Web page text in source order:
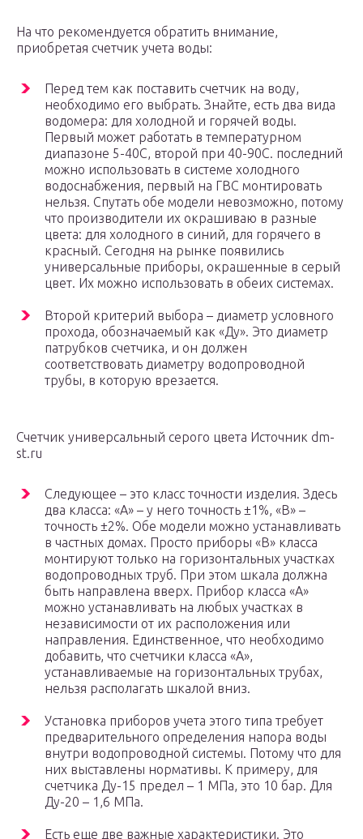
На что рекомендуется обратить внимание,
приобретая счетчик учета воды:
Перед тем как поставить счетчик на воду,
необходимо его выбрать. Знайте, есть два вида
водомера: для холодной и горячей воды.
Первый может работать в температурном
диапазоне 5-40С, второй при 40-90С. последний
можно использовать в системе холодного
водоснабжения, первый на ГВС монтировать
нельзя. Спутать обе модели невозможно, потому
что производители их окрашиваю в разные
цвета: для холодного в синий, для горячего в
красный. Сегодня на рынке появились
универсальные приборы, окрашенные в серый
цвет. Их можно использовать в обеих системах.
Второй критерий выбора – диаметр условного
прохода, обозначаемый как «Ду». Это диаметр
патрубков счетчика, и он должен
соответствовать диаметру водопроводной
трубы, в которую врезается.
Счетчик универсальный серого цвета Источник dm-
st.ru
Следующее – это класс точности изделия. Здесь
два класса: «А» – у него точность ±1%, «В» –
точность ±2%. Обе модели можно устанавливать
в частных домах. Просто приборы «В» класса
монтируют только на горизонтальных участках
водопроводных труб. При этом шкала должна
быть направлена вверх. Прибор класса «А»
можно устанавливать на любых участках в
независимости от их расположения или
направления. Единственное, что необходимо
добавить, что счетчики класса «А»,
устанавливаемые на горизонтальных трубах,
нельзя располагать шкалой вниз.
Установка приборов учета этого типа требует
предварительного определения напора воды
внутри водопроводной системы. Потому что для
них выставлены нормативы. К примеру, для
счетчика Ду-15 предел – 1 МПа, это 10 бар. Для
Ду-20 – 1,6 МПа.
Есть еще две важные характеристики. Это